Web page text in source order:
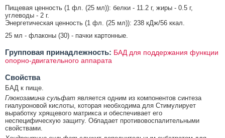
Пищевая ценность (1 фл. (25 мл)): белки - 11.2 г, жиры - 0.5 г,
углеводы - 2 г.
Энергетическая ценность (1 фл. (25 мл)): 238 кДж/56 ккал.
25 мл - флаконы (30) - пачки картонные.
Групповая принадлежность: БАД для поддержания функции
опорно-двигательного аппарата
Свойства
БАД к пище.
Глюкозамина сульфат является одним из компонентов синтеза
гиалуроновой кислоты, которая необходима для Стимулирует
выработку хрящевого матрикса и обеспечивает его
неспецифическую защиту. Обладает противовоспалительными
свойствами.